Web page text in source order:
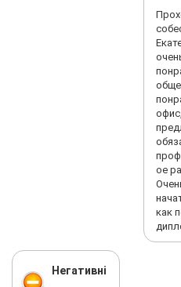
офис,
ое
как
Негативні